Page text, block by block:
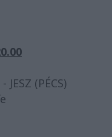
JESZ (PÉCS)